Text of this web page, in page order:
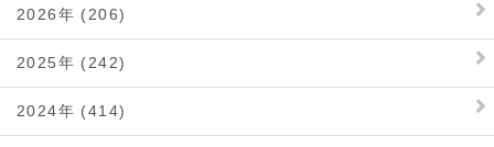
2026年 (206)
2025年 (242)
2024年 (414)